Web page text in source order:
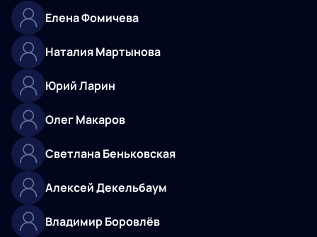
Елена Фомичева
Наталия Мартынова
Юрий Ларин
Олег Макаров
Светлана Беньковская
Алексей Декельбаум
Владимир Боровлёв